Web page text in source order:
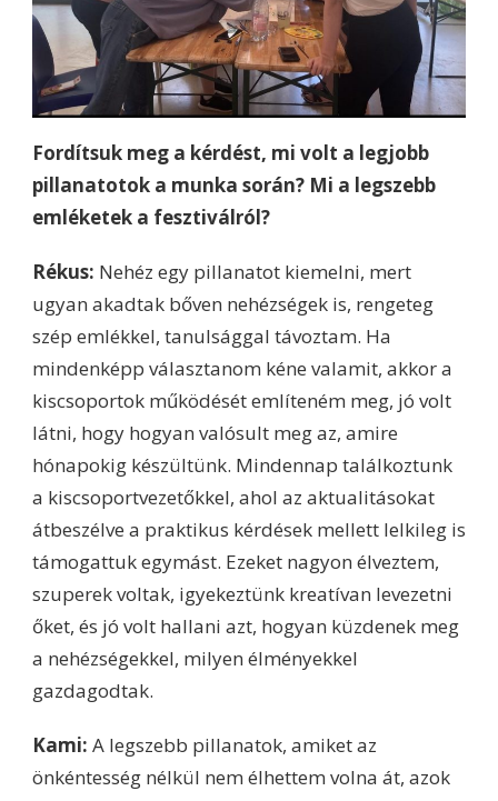
Fordítsuk meg a kérdést, mi volt a legjobb
pillanatotok a munka során? Mi a legszebb
emléketek a fesztiválról?
Rékus: Nehéz egy pillanatot kiemelni, mert
ugyan akadtak bőven nehézségek is, rengeteg
szép emlékkel, tanulsággal távoztam. Ha
mindenképp választanom kéne valamit, akkor a
kiscsoportok működését említeném meg, jó volt
látni, hogy hogyan valósult meg az, amire
hónapokig készültünk. Mindennap találkoztunk
a kiscsoportvezetőkkel, ahol az aktualitásokat
átbeszélve a praktikus kérdések mellett lelkileg is
támogattuk egymást. Ezeket nagyon élveztem,
szuperek voltak, igyekeztünk kreatívan levezetni
őket, és jó volt hallani azt, hogyan küzdenek meg
a nehézségekkel, milyen élményekkel
gazdagodtak.
Kami: A legszebb pillanatok, amiket az
önkéntesség nélkül nem élhettem volna át, azok